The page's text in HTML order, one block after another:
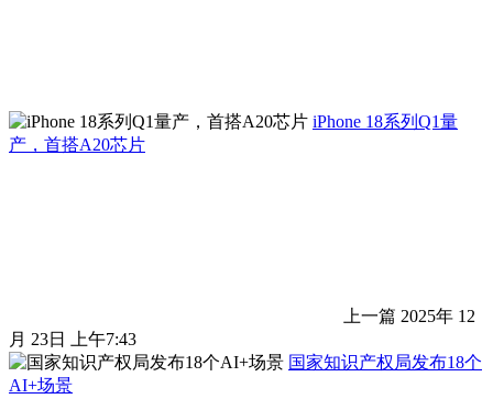
iPhone 18系列Q1量
产，首搭A20芯片
上一篇 2025年 12
月 23日 上午7:43
国家知识产权局发布18个
AI+场景